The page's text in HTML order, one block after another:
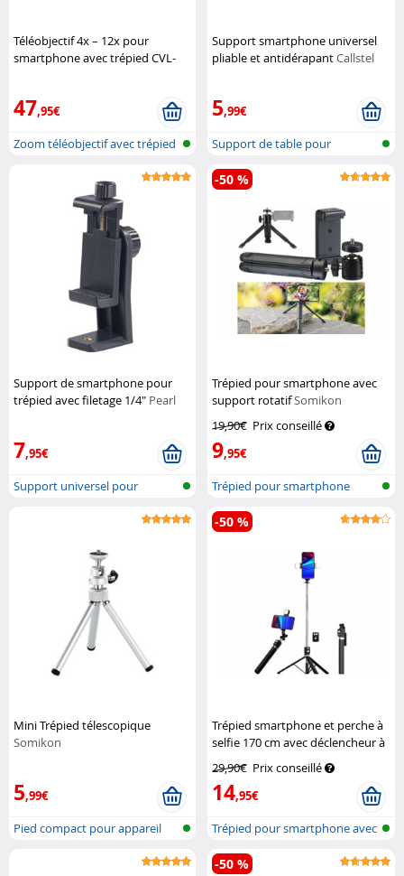
Téléobjectif 4x – 12x pour
smartphone avec trépied CVL-
47,95€
Zoom téléobjectif avec trépied
Support smartphone universel
pliable et antidérapantCallstel
5,99€
Support de table pour
téléphone
Support de smartphone pour
trépied avec filetage 1/4" Pearl
7,95€
Support universel pour
Trépied pour smartphone avec
support rotatifSomikon
19,90€ Prix conseillé
9,95€
-50 %
Trépied pour smartphone
Mini Trépied télescopique
Somikon
5,99€
Pied compact pour appareil
Trépied smartphone et perche à
selfie 170 cm avec déclencheur à
distance et éclairage LED
Somikon
29,90€ Prix conseillé
14,95€
-50 %
Trépied pour smartphone avec
2 lumi...
-50 %